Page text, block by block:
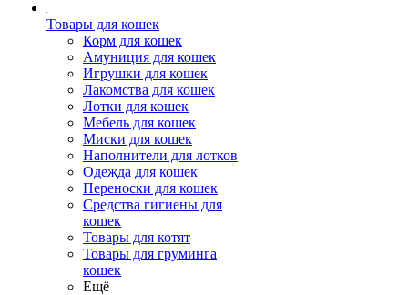
Товары для кошек
Корм для кошек
Амуниция для кошек
Игрушки для кошек
Лакомства для кошек
Лотки для кошек
Мебель для кошек
Миски для кошек
Наполнители для лотков
Одежда для кошек
Переноски для кошек
Средства гигиены для
кошек
Товары для котят
Товары для груминга
кошек
Ещё